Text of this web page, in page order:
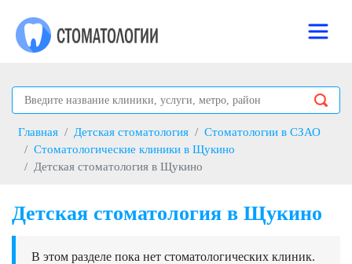
Главная Детская стоматология
Стоматологии в СЗАО
Стоматологические клиники в Щукино
Детская стоматология в Щукино
Детская стоматология в Щукино
В этом разделе пока нет стоматологических клиник.